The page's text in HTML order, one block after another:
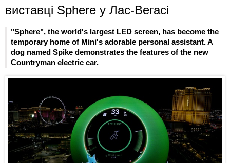
виставці Sphere у Лас-Вегасі
"Sphere", the world's largest LED screen, has become the
temporary home of Mini's adorable personal assistant. A
dog named Spike demonstrates the features of the new
Countryman electric car.